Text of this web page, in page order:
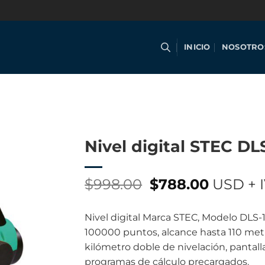
INICIO
Nivel digital STEC
$998.00 Original
was:
$998.00.
$788.00Current
is:
USD +
Nivel digital Marca STEC, Modelo
100000 puntos, alcance hasta 110
kilómetro doble de nivelación,
programas de cálculo precargados.